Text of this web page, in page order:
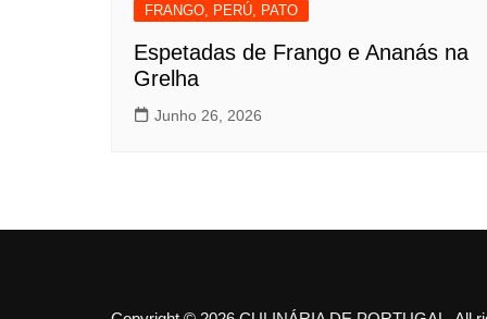
FRANGO, PERÚ, PATO
Espetadas de Frango e Ananás na
Grelha
Junho 26, 2026